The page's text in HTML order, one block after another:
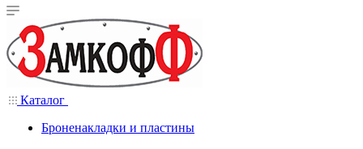
Каталог
Броненакладки и пластины